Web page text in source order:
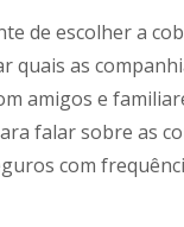
de escolher a
quais as
amigos e
falar sobre as
com